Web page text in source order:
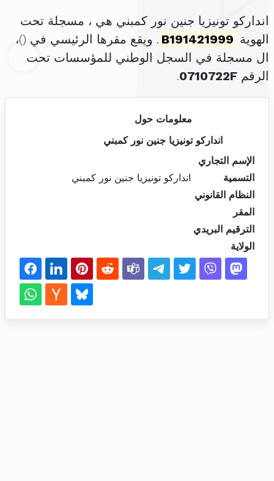
انداركو تونيزيا جنين نور كمبني هي ، مسجلة تحت
الهوية B191421999 . ويقع مقرها الرئيسي في ()،
ال مسجلة في السجل الوطني للمؤسسات تحت
الرقم 0710722F
.
معلومات حول
انداركو تونيزيا جنين نور كمبني
الإسم التجاري
التسمية
انداركو تونيزيا جنين نور كمبني
النظام القانوني
المقر
الترقيم البريدي
الولاية